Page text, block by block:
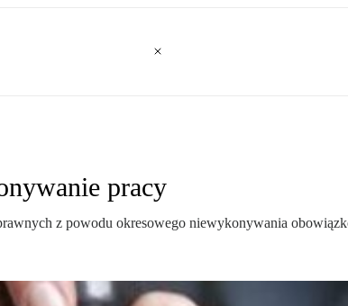
pracy
z powodu okresowego niewykonywania